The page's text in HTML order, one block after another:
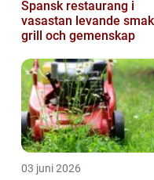
Spansk restaurang i
vasastan levande smaker,
grill och gemenskap
03 juni 2026